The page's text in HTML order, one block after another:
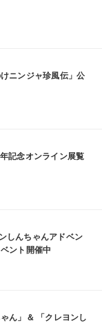
ニンジャ珍風伝」公
記念オンライン展覧
しんちゃんアドベン
ント開催中
ん」＆ 「クレヨンし